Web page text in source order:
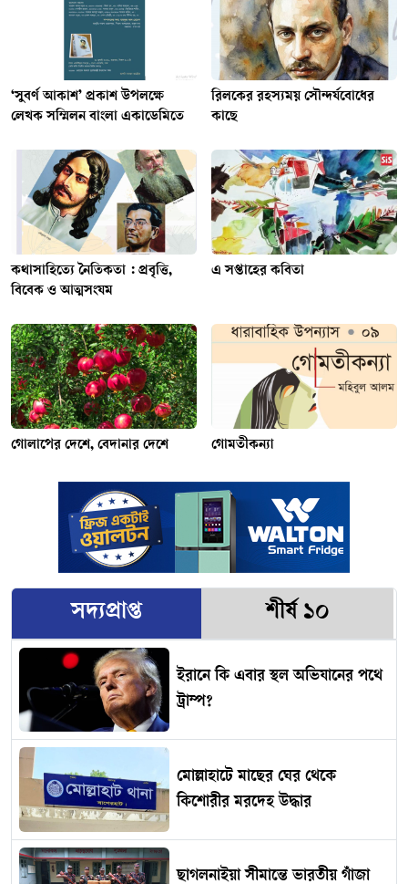
‘সুবর্ণ আকাশ’ প্রকাশ উপলক্ষে
লেখক সম্মিলন বাংলা একাডেমিতে
রিলকের রহস্যময় সৌন্দর্যবোধের
কাছে
কথাসাহিত্যে নৈতিকতা : প্রবৃত্তি,
বিবেক ও আত্মসংযম
এ সপ্তাহের কবিতা
গোলাপের দেশে, বেদানার দেশে গোমতীকন্যা
সদ্যপ্রাপ্ত শীর্ষ ১০
ইরানে কি এবার স্থল অভিযানের পথে
ট্রাম্প?
মোল্লাহাটে মাছের ঘের থেকে
কিশোরীর মরদেহ উদ্ধার
ছাগলনাইয়া সীমান্তে ভারতীয় গাঁজা